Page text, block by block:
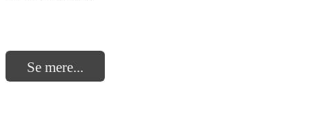
Se mere...